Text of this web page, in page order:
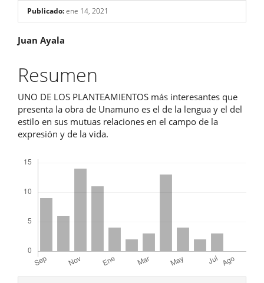
Publicado:ene 14, 2021
Contenido
principal
del
artículo
Juan Ayala
Resumen
UNO DE LOS PLANTEAMIENTOS más interesantes que
presenta la obra de Unamuno es el de la lengua y el del
estilo en sus mutuas relaciones en el campo de la
expresión y de la vida.